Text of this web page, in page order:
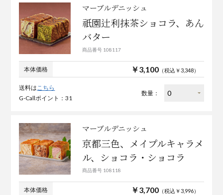
マーブルデニッシュ
祇園辻利抹茶ショコラ、あん
バター
商品番号 108117
本体価格 ￥3,100（税込￥3,348）
送料はこちら
G-Callポイント：31
数量：
マーブルデニッシュ
京都三色、メイプルキャラメ
ル、ショコラ・ショコラ
商品番号 108118
本体価格 ￥3,700（税込￥3,996）